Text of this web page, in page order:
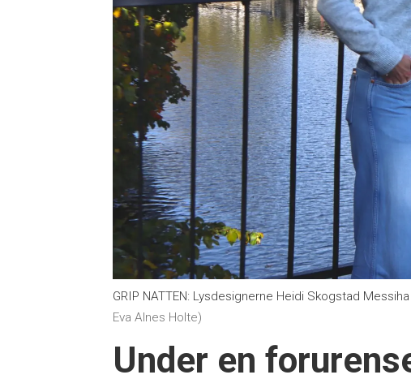
GRIP NATTEN: Lysdesignerne Heidi Skogstad
Eva Alnes Holte)
Under en